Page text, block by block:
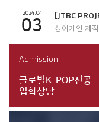
2024.04
03
Admission
글로벌K-POP전공
입학상담